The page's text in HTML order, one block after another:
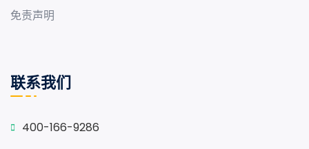
免责声明
联系我们
400-166-9286